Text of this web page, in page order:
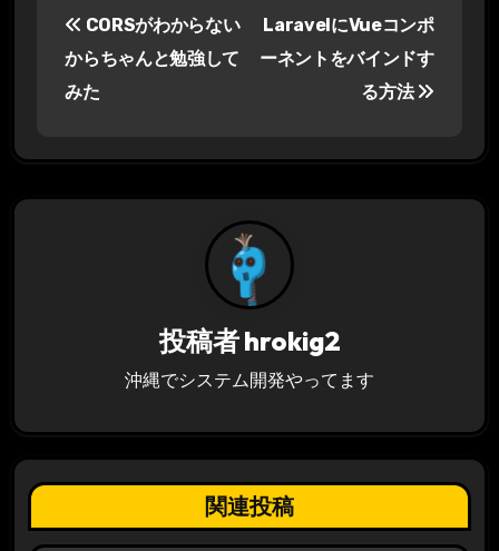
稿
ナ
CORSがわからない
からちゃんと勉強して
みた
LaravelにVueコンポ
ーネントをバインドす
る方法
投稿者hrokig2
沖縄でシステム開発やってます
関連投稿